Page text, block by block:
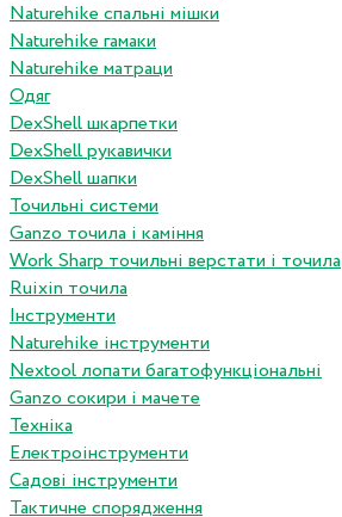
Naturehike спальні мішки
Naturehike гамаки
Naturehike матраци
Одяг
DexShell шкарпетки
DexShell рукавички
DexShell шапки
Точильні системи
Ganzo точила і каміння
Work Sharp точильні верстати і точила
Ruixin точила
Інструменти
Naturehike інструменти
Nextool лопати багатофункціональні
Ganzo сокири і мачете
Техніка
Електроінструменти
Садові інструменти
Тактичне спорядження